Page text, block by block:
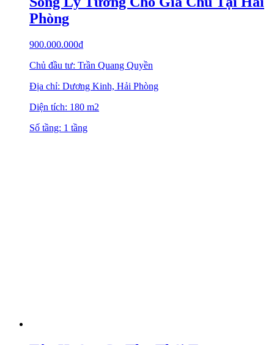
Phòng
900.000.000₫
Chủ đầu tư: Trần Quang Quyền
Địa chỉ: Dương Kinh, Hải Phòng
Diện tích: 180 m2
Số tầng: 1 tầng